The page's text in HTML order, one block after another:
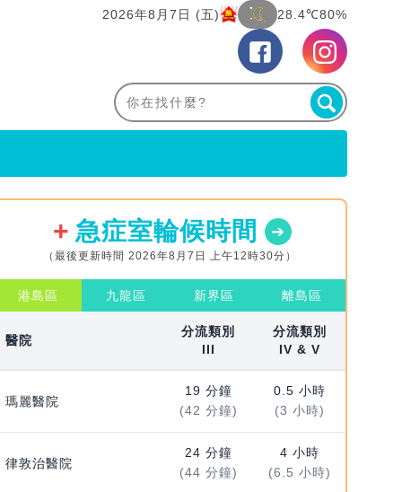
2026年8月7日 (五) 28.4℃80%
急症室輪候時間
（最後更新時間 2026年8月7日 上午12時30分）
港島區 九龍區 新界區 離島區
醫院
分流類別
III
分流類別
IV & V
瑪麗醫院
19 分鐘
(42 分鐘)
0.5 小時
(3 小時)
律敦治醫院
24 分鐘
(44 分鐘)
4 小時
(6.5 小時)